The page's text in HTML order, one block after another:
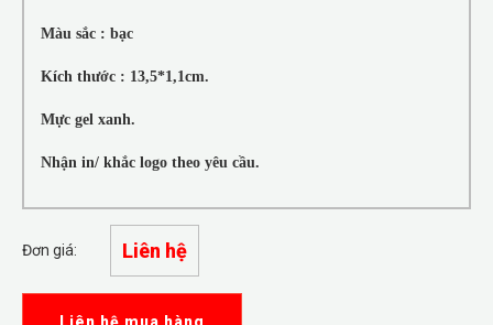
Màu sắc : bạc
Kích thước : 13,5*1,1cm.
Mực gel xanh.
Nhận in/ khắc logo theo yêu cầu.
Đơn giá: Liên hệ